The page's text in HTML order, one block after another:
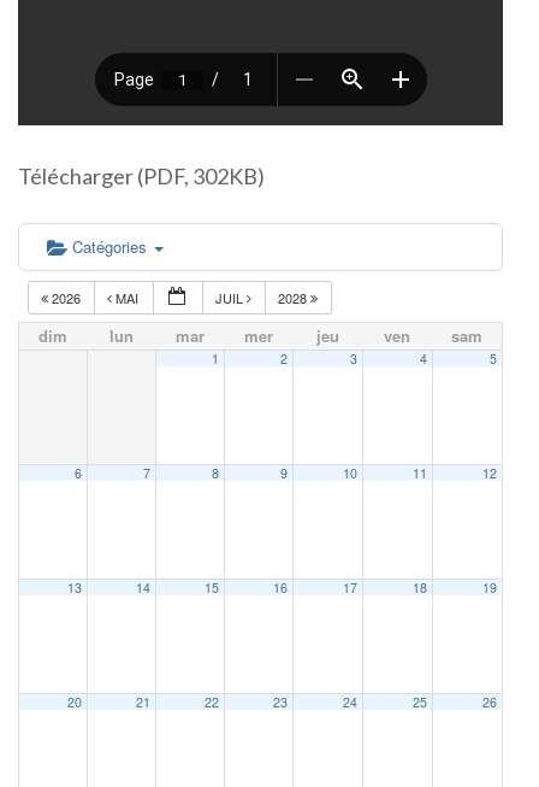
Télécharger (PDF, 302KB)
Catégories
2026 MAI JUIL 2028
dim lun mar mer jeu ven sam
1 2 3 4 5
6 7 8 9 10 11 12
13 14 15 16 17 18 19
20 21 22 23 24 25 26